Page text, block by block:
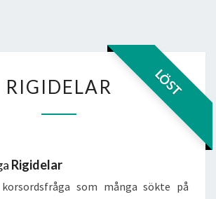
LÖST
RIGIDELAR
Rigidelar
som många sökte på